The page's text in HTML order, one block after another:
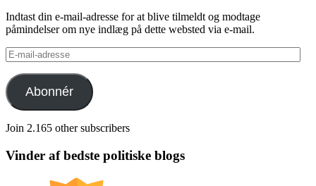
Indtast din e-mail-adresse for at blive tilmeldt og modtage
påmindelser om nye indlæg på dette websted via e-mail.
E-
mail-
adresse
Abonnér
Join 2.165 other subscribers
Vinder af bedste politiske blogs